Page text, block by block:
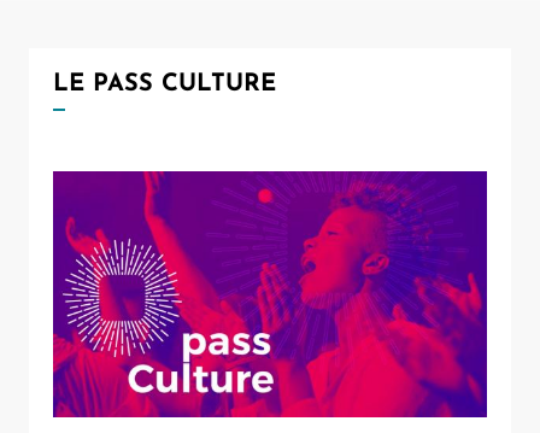
LE PASS CULTURE